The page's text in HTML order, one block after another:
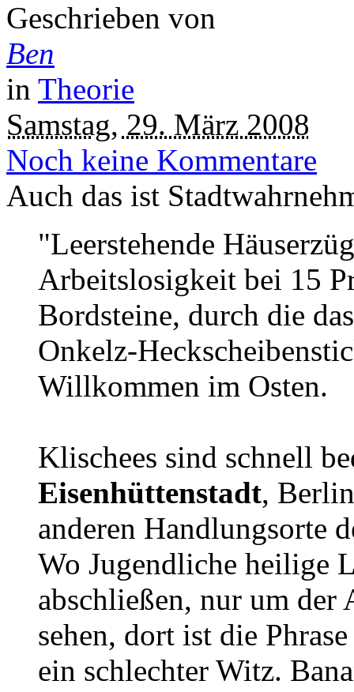
Geschrieben von
Ben
in Theorie
Samstag, 29. März 2008
Noch keine Kommentare
Auch das ist
"Leerstehende
Arbeitslosigkeit bei 15
Bordsteine, durch die
Onkelz-
Willkommen im Osten.
Klischees sind schnell
Eisenhüttenstadt,
anderen Handlungsorte
Wo Jugendliche heilige
abschließen, nur um der
sehen, dort ist die
ein schlechter Witz.